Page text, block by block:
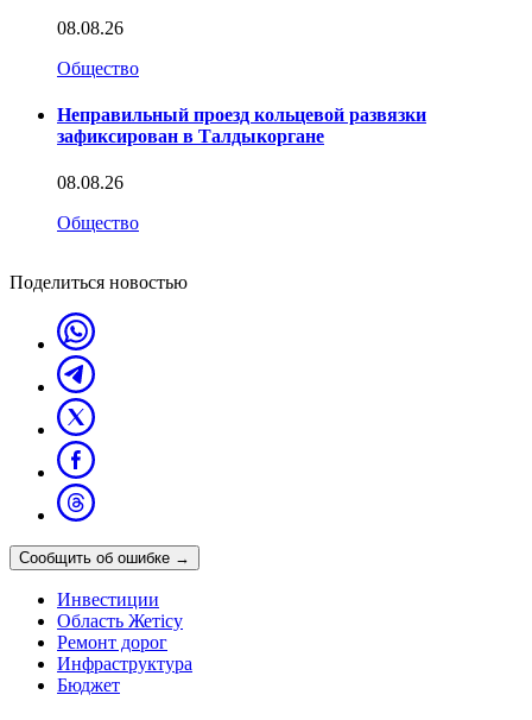
08.08.26
Общество
Неправильный проезд кольцевой развязки
зафиксирован в Талдыкоргане
08.08.26
Общество
Поделиться новостью
Сообщить об ошибке →
Инвестиции
Область Жетісу
Ремонт дорог
Инфраструктура
Бюджет